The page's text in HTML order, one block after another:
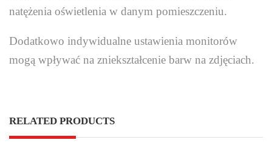
natężenia oświetlenia w danym pomieszczeniu.
Dodatkowo indywidualne ustawienia monitorów
mogą wpływać na zniekształcenie barw na zdjęciach.
RELATED PRODUCTS